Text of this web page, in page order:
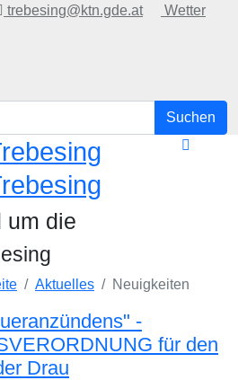
trebesing@ktn.gde.at Wetter
Suchen
um die
Aktuelles Neuigkeiten
-
für den
Drau